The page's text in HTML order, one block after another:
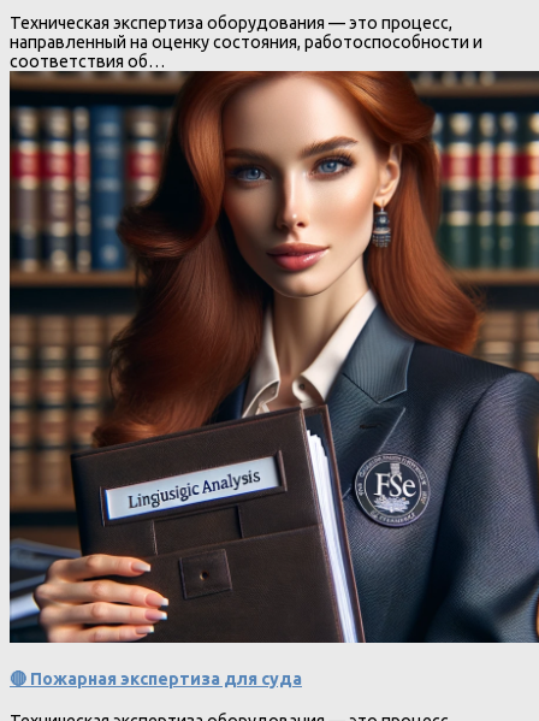
Техническая экспертиза оборудования — это процесс,
направленный на оценку состояния, работоспособности и
соответствия об…
🔴 Пожарная экспертиза для суда